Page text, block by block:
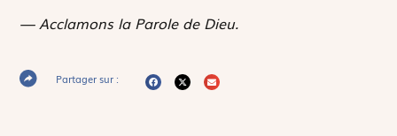
— Acclamons la Parole de Dieu.
Partager sur :